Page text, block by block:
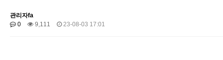
관리자fa
0
9,111 23-08-03 17:01